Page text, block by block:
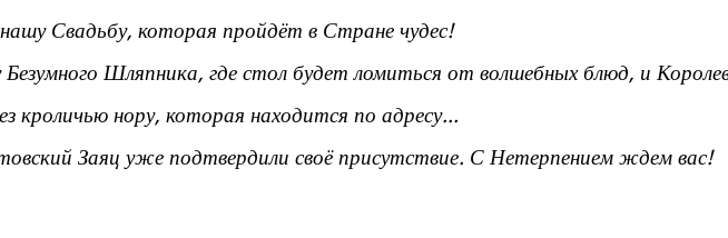
Свадьбу, которая пройдёт в Стране чудес!
Шляпника, где стол будет ломиться от волшебных блюд, и
кроличью нору, которая находится по адресу...
Заяц уже подтвердили своё присутствие. С Нетерпением ждем вас!